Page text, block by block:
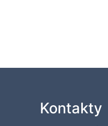
Kontakty